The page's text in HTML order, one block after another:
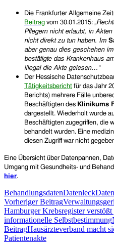
Die Frankfurter Allgemeine
Beitrag vom 30.01.2015:
Pflegern nicht erlaubt, in
nicht direkt zu tun haben. Im
aber genau dies geschehen
bestätigte das Krankenhaus
illegal die Akte gelesen…“
Der Hessische
Tätigkeitsbericht für das Jahr
Berichts) mehrere Fälle
Beschäftigten des Klinikums
dargestellt. Wiederholt wurde
Beschäftigten zugegriffen, die
behandelt wurden. Eine
diesen Zugriff war nicht
Eine Übersicht über Datenpannen,
Umgang mit Gesundheits- und
hier.
BehandlungsdatenDatenleck
Beitragsnavigation
Vorheriger Beitrag
Hamburger Krebsregister verstößt
informationelle Selbstbestimmung
BeitragHausärzteverband macht
Patientenakte